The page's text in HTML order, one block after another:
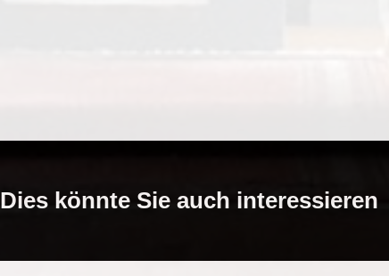
Dies könnte Sie auch interessieren